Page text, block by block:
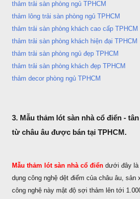
thảm trải sàn phòng ngủ TPHCM
thảm lông trải sàn phòng ngủ TPHCM
thảm trải sàn phòng khách cao cấp TPHCM
thảm trải sàn phòng khách hiện đại TPHCM
thảm trải sàn phòng ngủ đẹp TPHCM
thảm trải sàn phòng khách đẹp TPHCM
thảm decor phòng ngủ TPHCM
3. Mẫu thảm lót sàn nhà cổ điển -
từ châu âu được bán tại TPHCM.
Mẫu thảm lót sàn nhà cổ điển dưới đây là
dụng công nghệ dệt điểm của châu âu,
công nghệ này mật độ sợi thảm lên tới